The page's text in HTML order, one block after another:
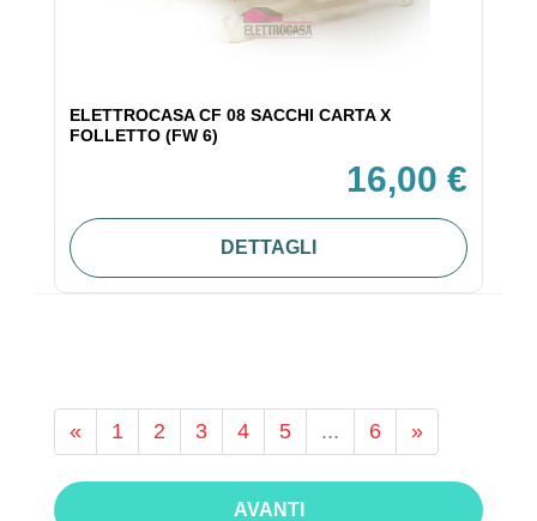
ELETTROCASA CF 08 SACCHI CARTA X
FOLLETTO (FW 6)
16,00 €
DETTAGLI
« 1 2 3 4 5 ... 6 »
AVANTI